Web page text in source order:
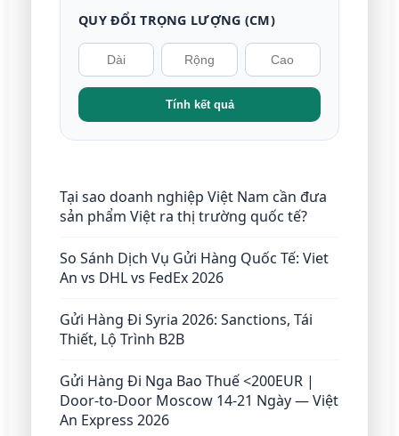
QUY ĐỔI TRỌNG LƯỢNG (CM)
Tính kết quả
Tại sao doanh nghiệp Việt Nam cần đưa
sản phẩm Việt ra thị trường quốc tế?
So Sánh Dịch Vụ Gửi Hàng Quốc Tế: Viet
An vs DHL vs FedEx 2026
Gửi Hàng Đi Syria 2026: Sanctions, Tái
Thiết, Lộ Trình B2B
Gửi Hàng Đi Nga Bao Thuế <200EUR |
Door-to-Door Moscow 14-21 Ngày — Việt
An Express 2026